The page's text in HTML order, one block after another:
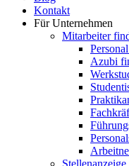
Kontakt
Für Unternehmen
Mitarbeiter
Azubi
Stellenanzeige